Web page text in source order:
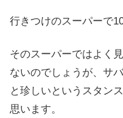
行きつけのスーパーで
そのスーパーではよく
ないのでしょうが、サ
と珍しいというスタン
思います。